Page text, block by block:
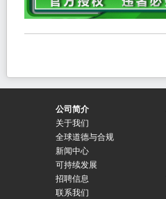
公司简介
关于我们
全球道德与合规
新闻中心
可持续发展
招聘信息
联系我们